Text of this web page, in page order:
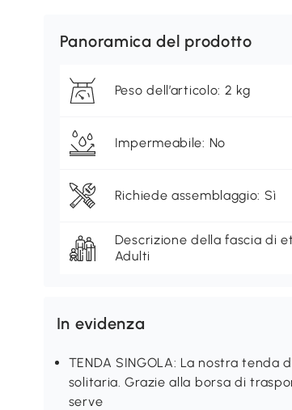
Panoramica del prodotto
Peso dell’articolo: 2 kg
Impermeabile: No
Richiede assemblaggio: Sì
Descrizione della fascia di
Adulti
In evidenza
TENDA SINGOLA: La nostra
solitaria. Grazie alla borsa di
serve